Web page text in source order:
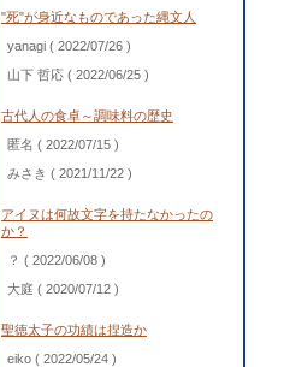
"死"が身近なものであった縄文人
yanagi ( 2022/07/26 )
山下 哲応 ( 2022/06/25 )
古代人の食卓～調味料の歴史
匿名 ( 2022/07/15 )
みさき ( 2021/11/22 )
アイヌは何故文字を持たなかったの
か？
？ ( 2022/06/08 )
大庭 ( 2020/07/12 )
聖徳太子の功績は捏造か
eiko ( 2022/05/24 )